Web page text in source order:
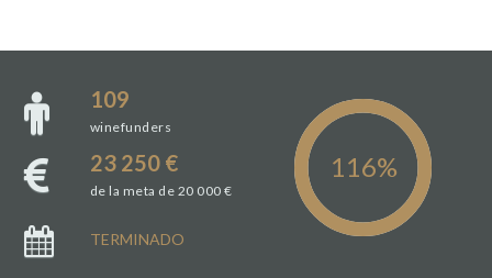
109
winefunders
23 250 €
de la meta de 20 000 €
TERMINADO